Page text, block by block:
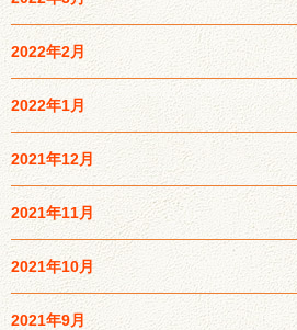
2022年2月
2022年1月
2021年12月
2021年11月
2021年10月
2021年9月